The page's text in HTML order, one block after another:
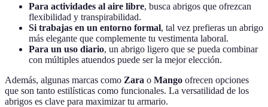
Para actividades al aire libre, busca abrigos que ofrezcan
flexibilidad y transpirabilidad.
Si trabajas en un entorno formal, tal vez prefieras un abrigo
más elegante que complemente tu vestimenta laboral.
Para un uso diario, un abrigo ligero que se pueda combinar
con múltiples atuendos puede ser la mejor elección.
Además, algunas marcas como Zara o Mango ofrecen opciones
que son tanto estilísticas como funcionales. La versatilidad de los
abrigos es clave para maximizar tu armario.